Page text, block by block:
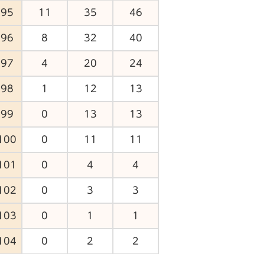
95 11 35 46
96 8 32 40
97 4 20 24
98 1 12 13
99 0 13 13
0 11 11
0 4 4
0 3 3
0 1 1
0 2 2